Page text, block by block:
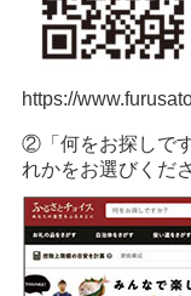
https://
②「何をお探しで
れかをお選びくだ